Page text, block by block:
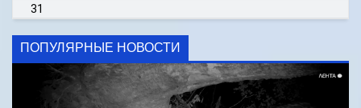
31
ПОПУЛЯРНЫЕ НОВОСТИ